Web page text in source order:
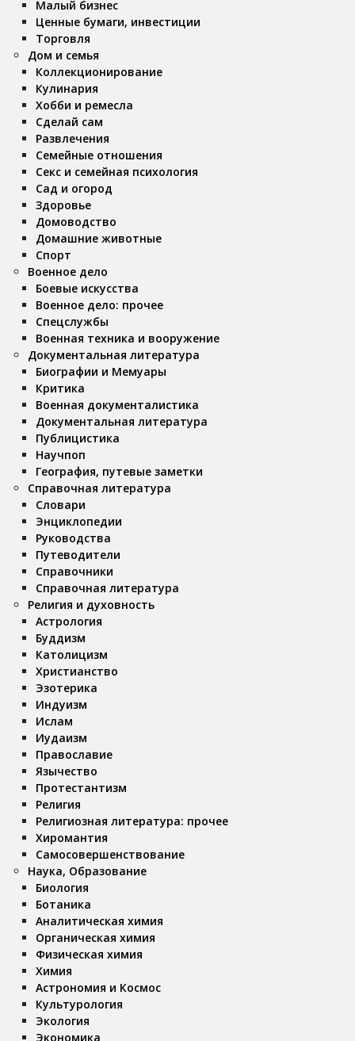
Малый бизнес
Ценные бумаги, инвестиции
Торговля
Дом и семья
Коллекционирование
Кулинария
Хобби и ремесла
Сделай сам
Развлечения
Семейные отношения
Секс и семейная психология
Сад и огород
Здоровье
Домоводство
Домашние животные
Спорт
Военное дело
Боевые искусства
Военное дело: прочее
Спецслужбы
Военная техника и вооружение
Документальная литература
Биографии и Мемуары
Критика
Военная документалистика
Документальная литература
Публицистика
Научпоп
География, путевые заметки
Справочная литература
Словари
Энциклопедии
Руководства
Путеводители
Справочники
Справочная литература
Религия и духовность
Астрология
Буддизм
Католицизм
Христианство
Эзотерика
Индуизм
Ислам
Иудаизм
Православие
Язычество
Протестантизм
Религия
Религиозная литература: прочее
Хиромантия
Самосовершенствование
Наука, Образование
Биология
Ботаника
Аналитическая химия
Органическая химия
Физическая химия
Химия
Астрономия и Космос
Культурология
Экология
Экономика